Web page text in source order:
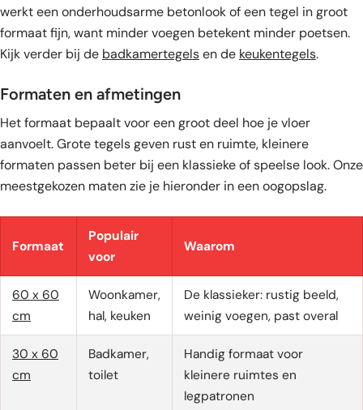
werkt een onderhoudsarme betonlook of een tegel in groot
formaat fijn, want minder voegen betekent minder poetsen.
Kijk verder bij de badkamertegelsen de keukentegels.
Formaten en afmetingen
Het formaat bepaalt voor een groot deel hoe je vloer
aanvoelt. Grote tegels geven rust en ruimte, kleinere
formaten passen beter bij een klassieke of speelse look. Onze
meestgekozen maten zie je hieronder in een oogopslag.
Formaat
Populair
voor
Waarom
60 x 60
cm
Woonkamer,
hal, keuken
De klassieker: rustig beeld,
weinig voegen, past overal
30 x 60
cm
Badkamer,
toilet
Handig formaat voor
kleinere ruimtes en
legpatronen